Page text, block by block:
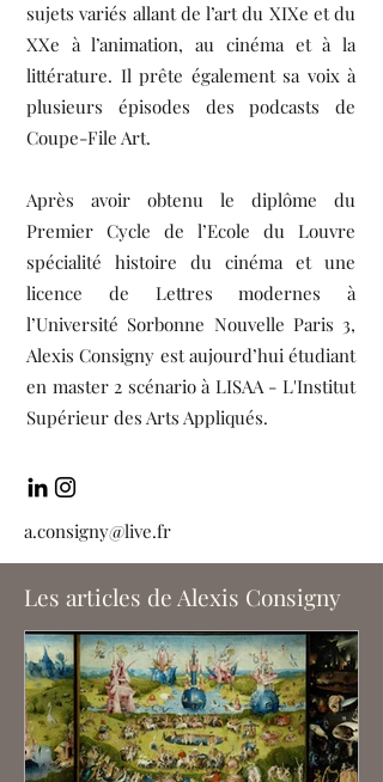
sujets variés allant de l’art du XIXe et du
XXe à l’animation, au cinéma et à la
littérature. Il prête également sa voix à
plusieurs épisodes des podcasts de
Coupe-File Art.
Après avoir obtenu le diplôme du
Premier Cycle de l’Ecole du Louvre
spécialité histoire du cinéma et une
licence de Lettres modernes à
l’Université Sorbonne Nouvelle Paris 3,
Alexis Consigny est aujourd’hui étudiant
en master 2 scénario à LISAA - L'Institut
Supérieur des Arts Appliqués.
a.consigny@live.fr
Les articles de Alexis Consigny